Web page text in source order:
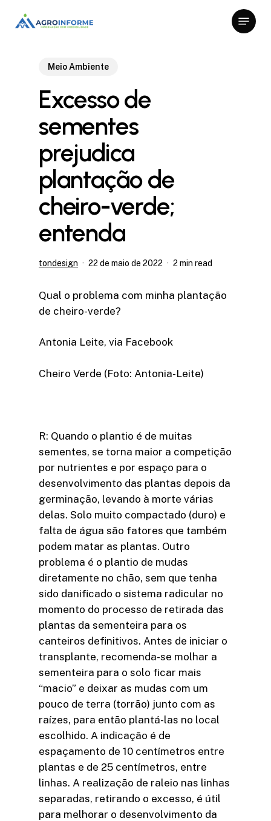
Menu
Meio Ambiente
Excesso de
sementes
prejudica
plantação de
cheiro-verde;
entenda
tondesign 22 de maio de 2022 2 min read
Qual o problema com minha plantação
de cheiro-verde?
Antonia Leite, via Facebook
Cheiro Verde (Foto: Antonia-Leite)
R: Quando o plantio é de muitas
sementes, se torna maior a competição
por nutrientes e por espaço para o
desenvolvimento das plantas depois da
germinação, levando à morte várias
delas. Solo muito compactado (duro) e
falta de água são fatores que também
podem matar as plantas. Outro
problema é o plantio de mudas
diretamente no chão, sem que tenha
sido danificado o sistema radicular no
momento do processo de retirada das
plantas da sementeira para os
canteiros definitivos. Antes de iniciar o
transplante, recomenda-se molhar a
sementeira para o solo ficar mais
“macio” e deixar as mudas com um
pouco de terra (torrão) junto com as
raízes, para então plantá-las no local
escolhido. A indicação é de
espaçamento de 10 centímetros entre
plantas e de 25 centímetros, entre
linhas. A realização de raleio nas linhas
separadas, retirando o excesso, é útil
para melhorar o desenvolvimento da